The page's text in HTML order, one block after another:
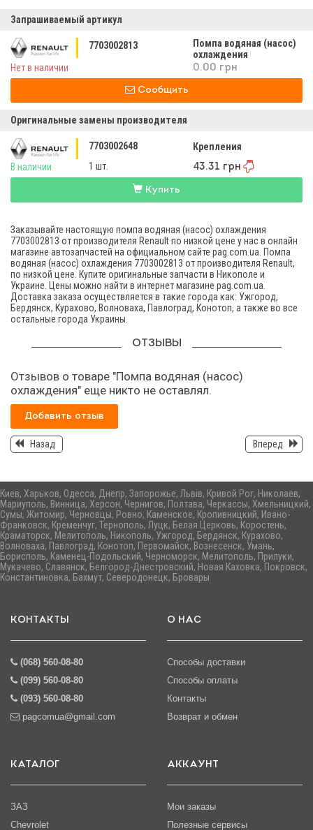
Запрашиваемый артикул
7703002813
Помпа водяная (насос)
охлаждения
Нет в наличии
0.00 грн
Сообщить
Оригинальные замены производителя
7703002648
Крепления
В наличии
1 шт. 43.31 грн
Купить
Заказывайте настоящую помпа водяная (насос) охлаждения
7703002813 от производителя Renault по низкой цене у нас в онлайн
магазине автозапчастей на официальном сайте pag.com.ua. Помпа
водяная (насос) охлаждения 7703002813 от производителя Renault,
по низкой цене. Купите оригинальные запчасти в Никополе и
Украине. Цены можно найти в интернет магазине pag.com.ua.
Доставка заказа осуществляется в такие города как: Ужгород,
Бердянск, Курахово, Волноваха, Павлоград, Конотоп, а также во все
остальные города Украины.
ОТЗЫВЫ
Отзывов о товаре "Помпа водяная (насос)
охлаждения" еще никто не оставлял.
Добавить отзыв
Назад Вперед
Киев, Харьков, Одесса, Днепр, Запорожье, Львів, Кривой Рог, Николаев,
Мариуполь, Винница, Херсон, Чернигов, Полтава, Черкассы, Хмельницкий,
Сумы, Житомир, Черновцы, Ровно, Каменское, Кропивницкий, Ивано-
Франковск, Кременчуг, Тернополь, Луцк, Белая Церковь, Коростень,
Краматорск, Мелитополь, Никополь, Ужгород, Бердянск, Курахово,
Волноваха, Павлоград, Конотоп, Первомайск, Вознесенск, Умань,
Борисполь, Каменец-Подольский, Черноморск, Мелитополь, Прилуки,
Мукачево, Славянск, Белгород-Днестровский, Новая Каховка, Покровск,
Константиновка, Бахмут, Северодонецк, Бровары
КОНТАКТЫ
(068) 560-08-80
(099) 560-08-80
(093) 560-08-80
pagcomua@gmail.com
О НАС
Способы доставки
Способы оплаты
Контакты
Возврат и обмен
КАТАЛОГ
ЗАЗ
Chevrolet
АККАУНТ
Мои заказы
Полезные сервисы